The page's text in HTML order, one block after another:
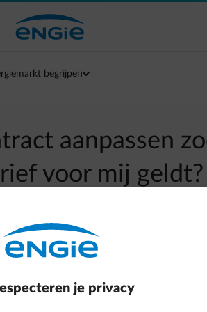
begrijpen
aanpassen
voor mij geldt?
Terug naar contactpagina
je privacy